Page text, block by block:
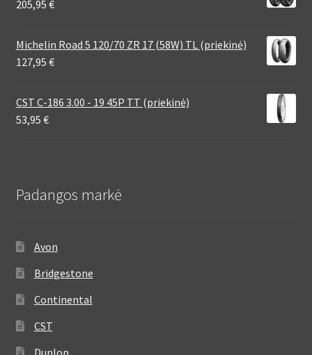
205,95 €
Michelin Road 5 120/70 ZR 17 (58W) TL (priekinė)
127,95 €
CST C-186 3.00 - 19 45P TT (priekinė)
53,95 €
Padangos markė
Avon
Bridgestone
Continental
CST
Dunlop